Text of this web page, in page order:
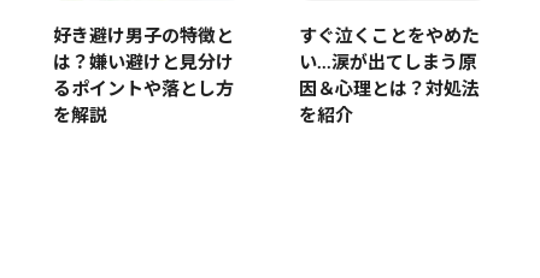
好き避け男子の特徴と
は？嫌い避けと見分け
るポイントや落とし方
を解説
すぐ泣くことをやめた
い…涙が出てしまう原
因＆心理とは？対処法
を紹介